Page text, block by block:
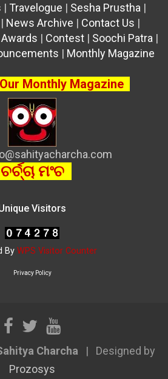
| Travelogue | Sesha Prustha|
| News Archive | Contact Us |
Awards | Contest | Soochi Patra |
| Monthly Magazine
Monthly Magazine
ଚର୍ଚ୍ଚା ମଂଚ
Visitors
By WPS Visitor Counter
Privacy Policy
Charcha
Designed by
Prozosys